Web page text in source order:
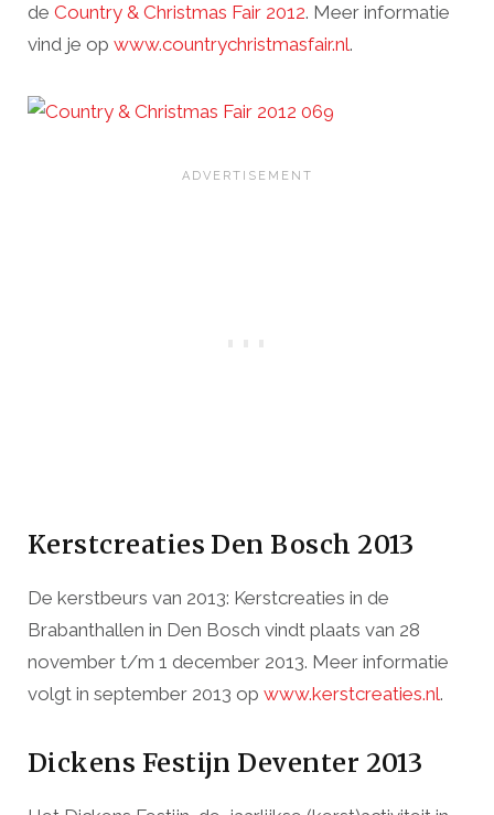
de Country & Christmas Fair 2012. Meer informatie
vind je op www.countrychristmasfair.nl.
Kerstcreaties Den Bosch 2013
De kerstbeurs van 2013: Kerstcreaties in de
Brabanthallen in Den Bosch vindt plaats van 28
november t/m 1 december 2013. Meer informatie
volgt in september 2013 op www.kerstcreaties.nl.
Dickens Festijn Deventer 2013